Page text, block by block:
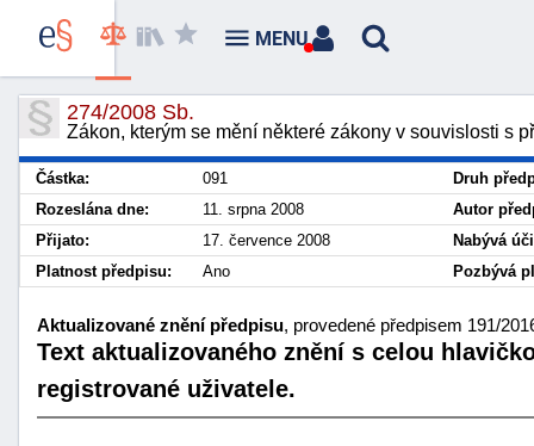
274/2008 Sb.
Zákon, kterým se mění některé zákony v souvislosti s
Částka: 091
Druh
Rozeslána dne:
11. srpna 2008
Autor
Přijato:
17. července 2008
Nabývá
Platnost předpisu:
Ano Pozbývá
Aktualizované znění předpisu, provedené předpisem 191/
Text aktualizovaného znění s celou
registrované uživatele.
MENU